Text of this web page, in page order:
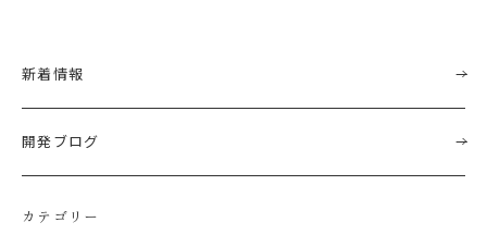
新着情報
開発ブログ
カテゴリー